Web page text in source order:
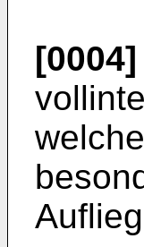
[0004]